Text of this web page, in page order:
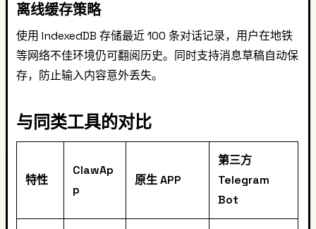
离线缓存策略
使用 IndexedDB 存储最近 100 条对话记录，用户在地铁
等网络不佳环境仍可翻阅历史。同时支持消息草稿自动保
存，防止输入内容意外丢失。
与同类工具的对比
特性
ClawAp
p
原生 APP
第三方
Telegram
Bot